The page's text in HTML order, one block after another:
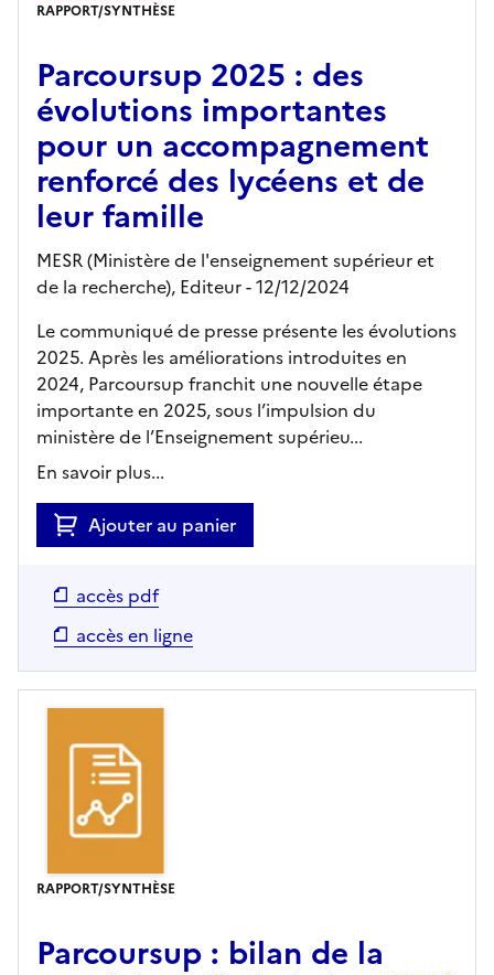
RAPPORT/SYNTHÈSE
Parcoursup 2025 : des
évolutions importantes
pour un accompagnement
renforcé des lycéens et de
leur famille
MESR (Ministère de l'enseignement supérieur et
de la recherche), Editeur- 12/12/2024
Le communiqué de presse présente les évolutions
2025. Après les améliorations introduites en
2024, Parcoursup franchit une nouvelle étape
importante en 2025, sous l’impulsion du
ministère de l’Enseignement supérieu...
En savoir plus...
Ajouter au panier
accès pdf
accès en ligne
RAPPORT/SYNTHÈSE
Parcoursup : bilan de la